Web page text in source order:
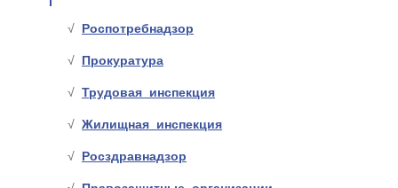
Роспотребнадзор
Прокуратура
Трудовая инспекция
Жилищная инспекция
Росздравнадзор